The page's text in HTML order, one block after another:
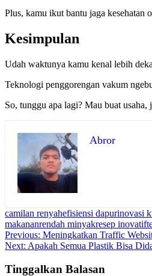
Plus, kamu ikut bantu jaga kesehatan
Kesimpulan
Udah waktunya kamu kenal lebih
Teknologi penggorengan vakum
So, tunggu apa lagi? Mau buat
Abror
camilan renyahefisiensi dapurinovasi
makananrendah minyakresep inovatif
Navigasi
pos
Previous: Meningkatkan Traffic
Next: Apakah Semua Plastik Bisa
Tinggalkan Balasan